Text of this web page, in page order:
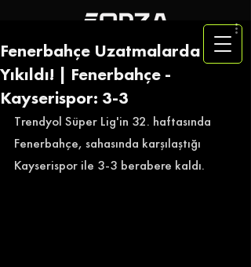
Fenerbahçe Uzatmalarda
Yıkıldı! | Fenerbahçe -
Kayserispor: 3-3
Trendyol Süper Lig'in 32. haftasında
Fenerbahçe, sahasında karşılaştığı
Kayserispor ile 3-3 berabere kaldı.